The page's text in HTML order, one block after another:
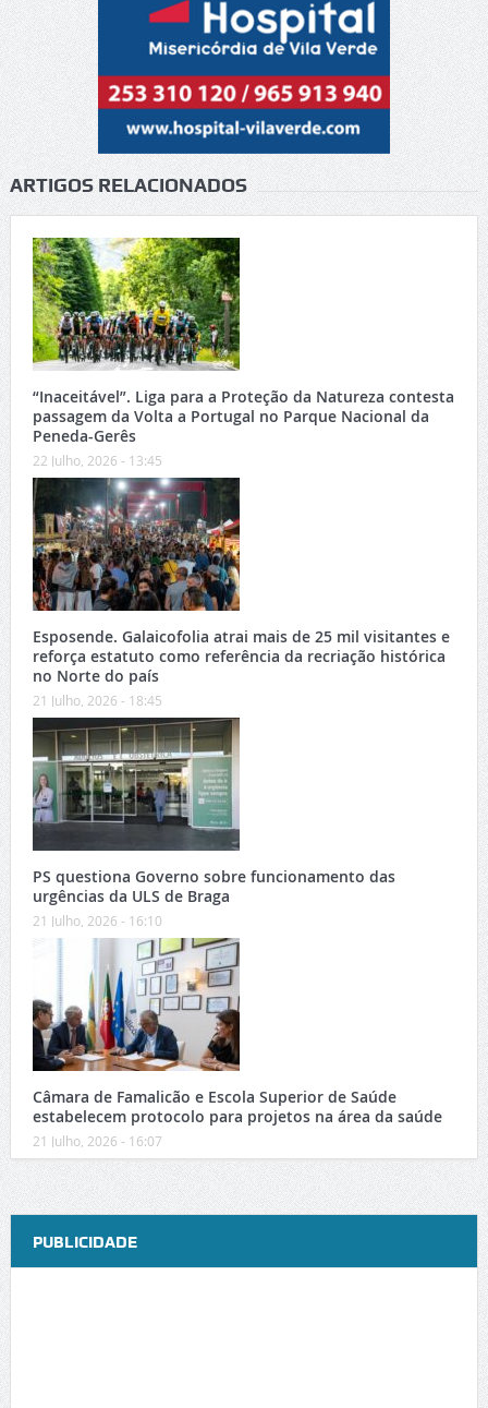
ARTIGOS RELACIONADOS
“Inaceitável”. Liga para a Proteção da Natureza contesta
passagem da Volta a Portugal no Parque Nacional da
Peneda-Gerês
22 Julho, 2026 - 13:45
Esposende. Galaicofolia atrai mais de 25 mil visitantes e
reforça estatuto como referência da recriação histórica
no Norte do país
21 Julho, 2026 - 18:45
PS questiona Governo sobre funcionamento das
urgências da ULS de Braga
21 Julho, 2026 - 16:10
Câmara de Famalicão e Escola Superior de Saúde
estabelecem protocolo para projetos na área da saúde
21 Julho, 2026 - 16:07
PUBLICIDADE